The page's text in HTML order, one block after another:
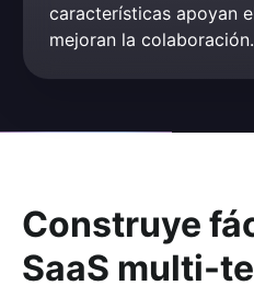
características apoyan
mejoran la colaboración.
Construye
SaaS multi-